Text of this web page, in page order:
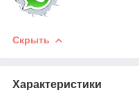
Скрыть
Характеристики